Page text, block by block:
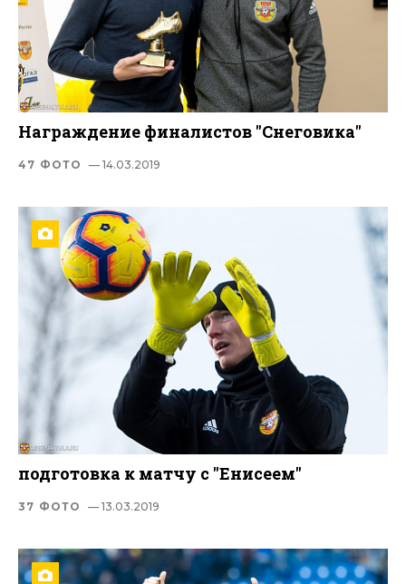
Награждение финалистов "Снеговика"
47 ФОТО — 14.03.2019
подготовка к матчу с "Енисеем"
37 ФОТО — 13.03.2019